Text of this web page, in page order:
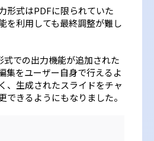
形式はPDFに限られていた
を利用しても最終調整が難し
での出力機能が追加された
集をユーザー自身で行えるよ
、生成されたスライドをチャ
できるようにもなりました。